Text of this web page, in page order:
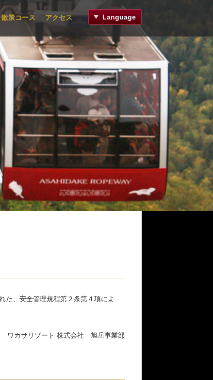
散策コース アクセス Language
た、安全管理規程第２条第４項によ
ワカサリゾート 株式会社 旭岳事業部